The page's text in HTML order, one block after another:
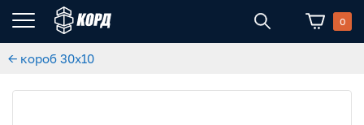
0
← короб 30x10